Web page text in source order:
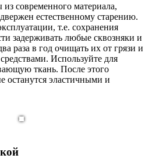
современного материала,
естественному старению.
т.е. сохранения
задерживать любые сквозняки и
раза в год очищать их от грязи и
Используйте для
ткань. После этого
останутся эластичными и